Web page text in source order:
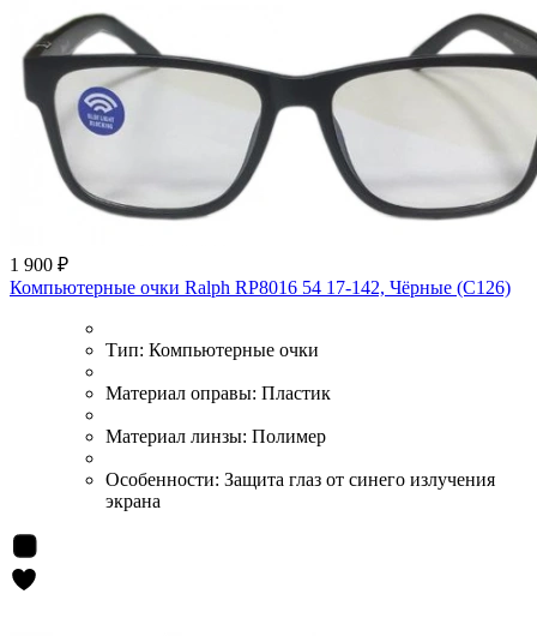
1 900 ₽
Компьютерные очки Ralph RP8016 54 17-142, Чёрные (C126)
Тип: Компьютерные очки
Материал оправы: Пластик
Материал линзы: Полимер
Особенности: Защита глаз от синего излучения
экрана